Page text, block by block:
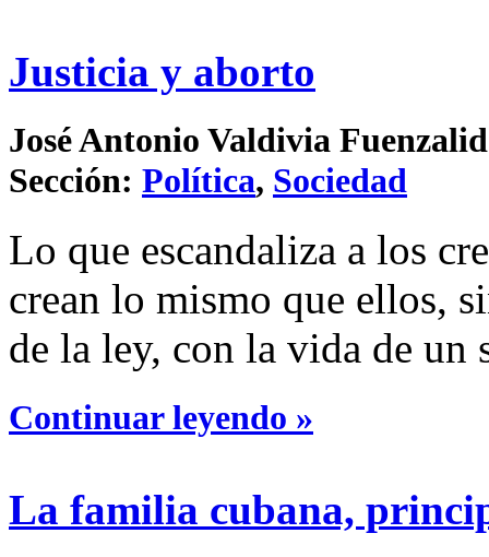
Justicia y aborto
José Antonio Valdivia
Sección: Política, Sociedad
Lo que escandaliza a los
crean lo mismo que ellos,
de la ley, con la vida de un
Continuar leyendo »
La familia cubana,